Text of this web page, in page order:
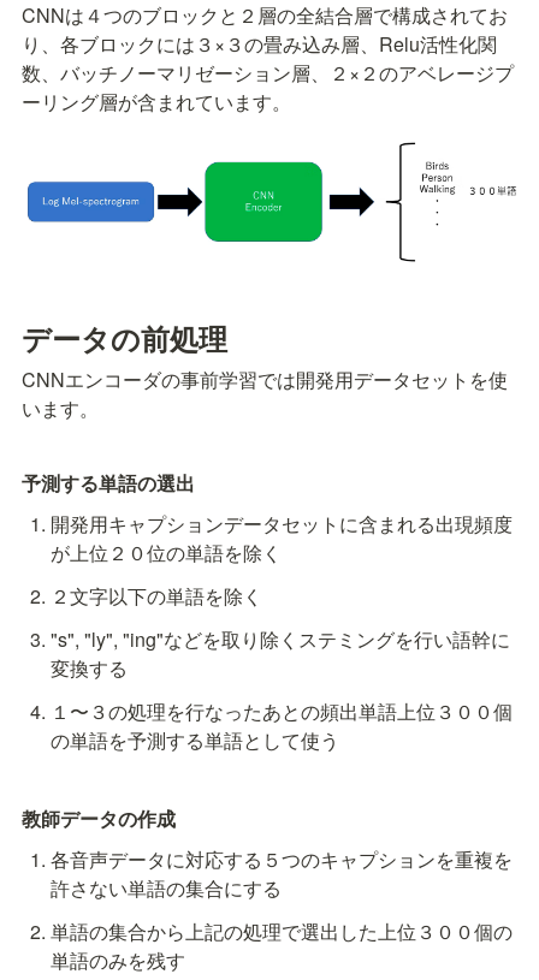
CNNは４つのブロックと２層の全結合層で構成されてお
り、各ブロックには３×３の畳み込み層、Relu活性化関
数、バッチノーマリゼーション層、２×２のアベレージプ
ーリング層が含まれています。
データの前処理
CNNエンコーダの事前学習では開発用データセットを使
います。
予測する単語の選出
開発用キャプションデータセットに含まれる出現頻度
が上位２０位の単語を除く
２文字以下の単語を除く
"s", "ly", "ing"などを取り除くステミングを行い語幹に
変換する
１〜３の処理を行なったあとの頻出単語上位３００個
の単語を予測する単語として使う
教師データの作成
各音声データに対応する５つのキャプションを重複を
許さない単語の集合にする
単語の集合から上記の処理で選出した上位３００個の
単語のみを残す